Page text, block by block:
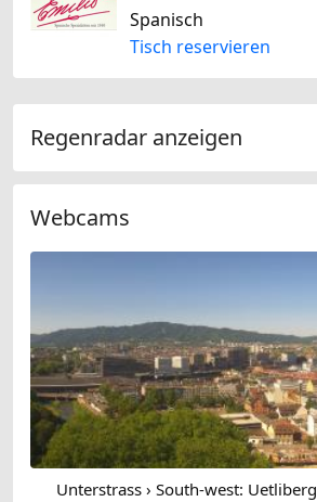
Spanisch
Tisch reservieren
Regenradar anzeigen
Webcams
Unterstrass › South-west: Uetliberg